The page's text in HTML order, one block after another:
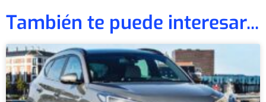
También te puede interesar...